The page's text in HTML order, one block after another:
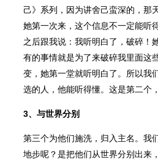
己》系列，因为讲舍己蛮深的，那
她第一次来，这个信息不一定能听
之后跟我说：我听明白了，破碎！
有的事情就是为了来破碎我里面这
变，她第一堂就听明白了。所以我
选的人，他能听得懂。这是第二个
3、与世界分别
第三个为他们施洗，归入主名。我
地步呢？是把他们从世界分别出来